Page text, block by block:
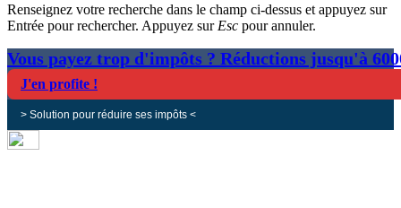
Renseignez votre recherche dans le champ ci-dessus et appuyez sur
Entrée pour rechercher. Appuyez sur Esc pour annuler.
Vous payez trop d'impôts ? Réductions jusqu'à
J'en profite !
> Solution pour réduire ses impôts <